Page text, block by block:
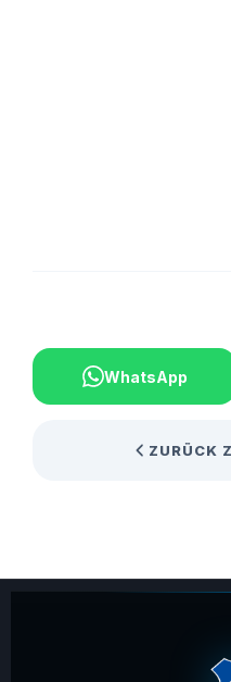
WhatsApp
ZURÜCK